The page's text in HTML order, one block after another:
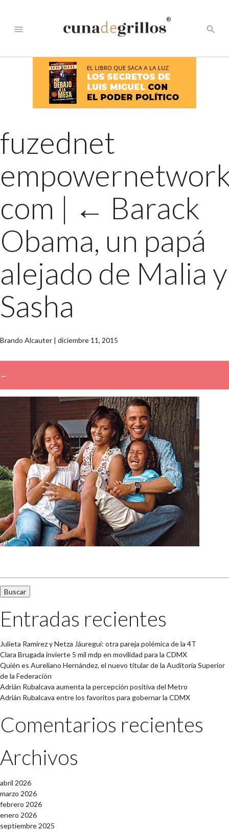
menu
®
search
fuzednet
com | ← Barack
Obama, un papá
alejado de Malia y
Sasha
Brando Alcauter | diciembre 11, 2015
←
Entradas recientes
Julieta Ramírez y Netza Jáuregui: otra pareja polémica de la 4T
Clara Brugada invierte 5 mil mdp en movilidad para la CDMX
Quién es Aureliano Hernández, el nuevo titular de la Auditoría Superior
de la Federación
Adrián Rubalcava aumenta la percepción positiva del Metro
Adrián Rubalcava entre los favoritos para gobernar la CDMX
Comentarios recientes
Archivos
abril 2026
marzo 2026
febrero 2026
enero 2026
septiembre 2025